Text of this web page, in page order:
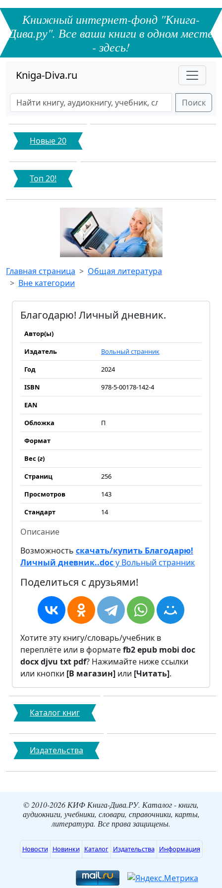
Книжный интернет-фонд "Книга-
Дива.ру". Все ваши книги в одном месте
- здесь!
Kniga-Diva.ru
Поиск
Новые 20
Топ 20!
Главная страница
Общая литература
Вне категории
Благодарю! Личный дневник.
Автор(ы)
Издатель
Вольный странник
Год
2024
ISBN
978-5-00178-142-4
EAN
Обложка
П
Формат
Вес (г)
Страниц
256
Просмотров
143
Стандарт
14
Описание
Возможность скачать/купить Благодарю!
Личный дневник..docу Вольный странник
Поделиться с друзьями!
Хотите эту книгу/словарь/учебник в
переплёте или в форматеfb2epub mobi doc
docxdjvu txt pdf? Нажимайте ниже ссылки
или кнопки [В магазин] или [Читать].
Каталог книг
Издательства
© 2010-2026 КИФ Книга-Дива.РУ. Каталог - книги,
аудиокниги, учебники, словари, справочники, карты,
литература. Все права защищены.
Новости Новинки Каталог Издательства Информация